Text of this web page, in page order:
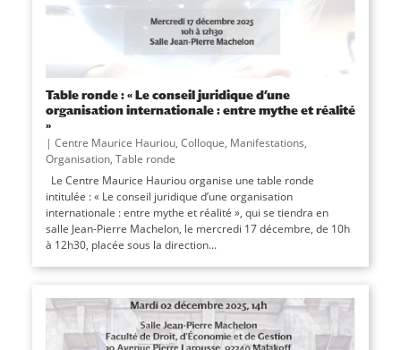
Table ronde : « Le conseil juridique d’une
organisation internationale : entre mythe et réalité
»
| Centre Maurice Hauriou, Colloque, Manifestations,
Organisation, Table ronde
Le Centre Maurice Hauriou organise une table ronde
intitulée : « Le conseil juridique d’une organisation
internationale : entre mythe et réalité », qui se tiendra en
salle Jean-Pierre Machelon, le mercredi 17 décembre, de 10h
à 12h30, placée sous la direction...